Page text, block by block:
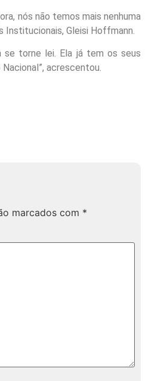
nós não temos mais nenhuma
Gleisi Hoffmann.
se torne lei. Ela já tem os seus
acrescentou.
marcados com *